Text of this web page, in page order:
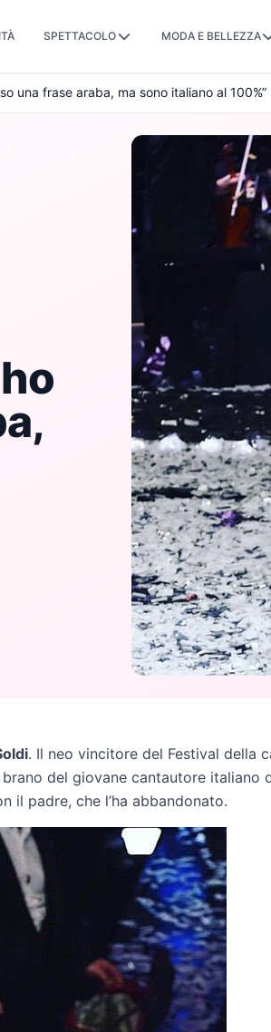
SPETTACOLO MODA E BELLEZZA
una frase araba, ma sono italiano al 100%”
. Il neo vincitore del Festival della
del giovane cantautore italiano
padre, che l’ha abbandonato.